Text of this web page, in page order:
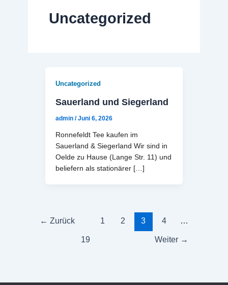
Uncategorized
Uncategorized
Sauerland und Siegerland
admin/Juni 6, 2026
Ronnefeldt Tee kaufen im
Sauerland & Siegerland Wir sind in
Oelde zu Hause (Lange Str. 11) und
beliefern als stationärer […]
← Zurück 1 2 3 4 …
19 Weiter →